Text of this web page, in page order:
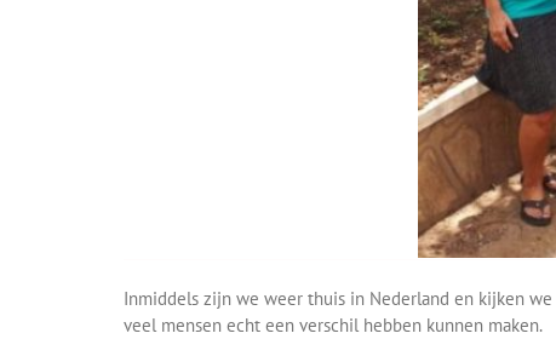
Inmiddels zijn we weer thuis in Nederland en kijken
veel mensen echt een verschil hebben kunnen maken.